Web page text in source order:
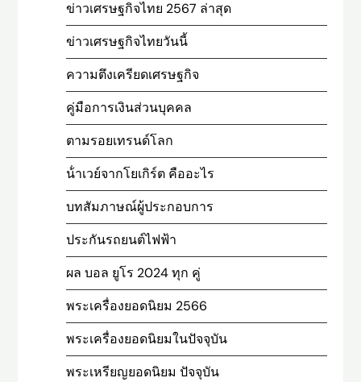
ข่าวเศรษฐกิจไทย 2567 ล่าสุด
ข่าวเศรษฐกิจไทยวันนี้
ความตึงเครียดเศรษฐกิจ
คู่มือการเงินส่วนบุคคล
ตามรอยเทรนด์โลก
น้ําเวย์จากโยเกิร์ต คืออะไร
บทสัมภาษณ์ผู้ประกอบการ
ประกันรถยนต์ไฟฟ้า
ผล บอล ยูโร 2024 ทุก คู่
พระเครื่องยอดนิยม 2566
พระเครื่องยอดนิยมในปัจจุบัน
พระเหรียญยอดนิยม ปัจจุบัน